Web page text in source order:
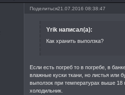
Поделиться21.07.2016 08:38:47
Yrik написал(а):
Как хранить выползка?
Если есть погреб то в погребе, в
влажные куски ткани, но листья или
выползок при температурах выше 18
холодильник.